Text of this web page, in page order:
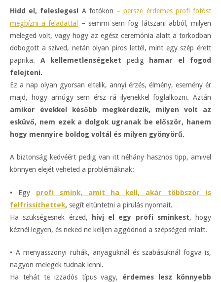
Hidd el, felesleges! A fotókon –persze érdemes profi fotóst
megbízni a feladattal
– semmi sem fog látszani abból, milyen
meleged volt, vagy hogy az egész ceremónia alatt a torkodban
dobogott a szíved, netán olyan piros lettél, mint egy szép érett
paprika. A kellemetlenségeket pedig
hamar el fogod
felejteni.
Ez a nap olyan gyorsan eltelik, annyi érzés, élmény, esemény ér
majd, hogy amúgy sem érsz rá ilyenekkel foglalkozni. Aztán
amikor évekkel később megkérdezik, milyen volt az
esküvő, nem ezek a dolgok ugranak be először, hanem
hogy mennyire boldog voltál és milyen gyönyörű.
A biztonság kedvéért pedig van itt néhány hasznos tipp, amivel
könnyen elejét veheted a problémáknak:
• Egy profi smink, amit ha kell, akár többször is
felfrissíthettek, segít eltüntetni a pirulás nyomait.
Ha szükségesnek érzed,
hívj el egy profi sminkest, hogy
kéznél legyen, és neked ne kelljen aggódnod a szépséged miatt.
• A menyasszonyi ruhák, anyaguknál és szabásuknál fogva is,
nagyon melegek tudnak lenni.
Ha tehát te izzadós típus vagy, érdemes lesz könnyebb